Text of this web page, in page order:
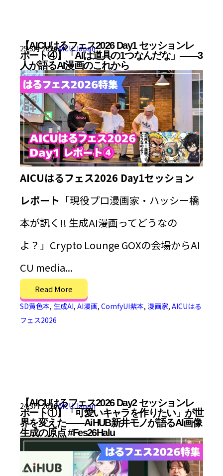
【AICUはるフェス2026 Day1 セッションレ
ポート④】「AIは道具の1つなんだな」——3
人が語るAI漫画のこれから
25 3月 2026AICU Japan
AICUはるフェス2026 Day1セッション
レポート 「現役プロ漫画家・ハッシー橋
本が訊く!! 生成AI漫画ってどうなの
よ？」Crypto Lounge GOXの会場からAI
CU media...
Read More
SD黄色本, 生成AI, AI漫画, ComfyUI紫本, 漫画家, AICUはる
フェス2026
【AICUはるフェス2026 Day2 セッションレ
ポート①】「可愛いキャラを作りたい」が世
界を変えた——AiHUB新井モノが語るAI画像
生成の原点 #Fes26Halu
24 3月 2026AICU Japan